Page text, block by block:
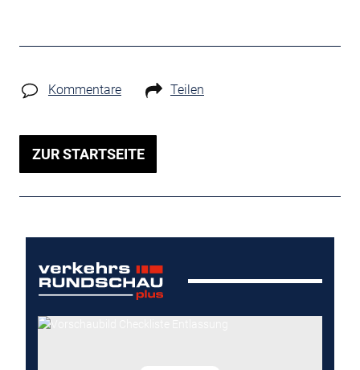
Kommentare Teilen
ZUR STARTSEITE